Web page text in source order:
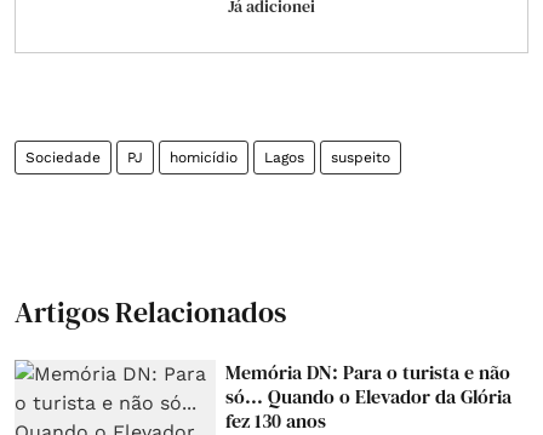
Já adicionei
Sociedade PJ homicídio Lagos suspeito
Artigos Relacionados
Memória DN: Para o turista e não
só... Quando o Elevador da Glória
fez 130 anos